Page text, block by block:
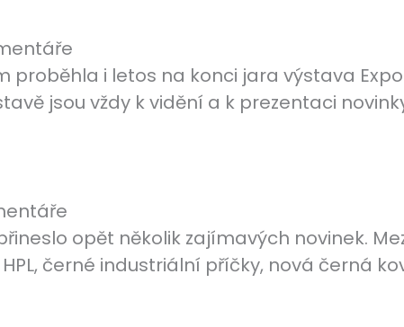
proběhla i letos na konci jara výstava
jsou vždy k vidění a k prezentaci
opět několik zajímavých novinek.
černé industriální příčky, nová černá